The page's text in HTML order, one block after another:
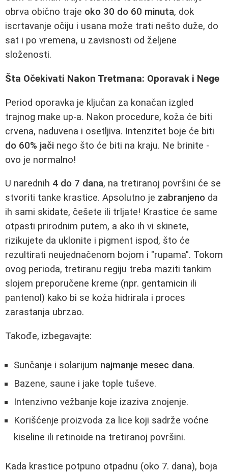
obrva obično traje oko 30 do 60 minuta, dok
iscrtavanje očiju i usana može trati nešto duže, do
sat i po vremena, u zavisnosti od željene
složenosti.
Šta Očekivati Nakon Tretmana: Oporavak i Nege
Period oporavka je ključan za konačan izgled
trajnog make up-a. Nakon procedure, koža će biti
crvena, naduvena i osetljiva. Intenzitet boje će biti
do 60% jači nego što će biti na kraju. Ne brinite -
ovo je normalno!
U narednih 4 do 7 dana, na tretiranoj površini će se
stvoriti tanke krastice. Apsolutno je zabranjeno da
ih sami skidate, češete ili trljate! Krastice će same
otpasti prirodnim putem, a ako ih vi skinete,
rizikujete da uklonite i pigment ispod, što će
rezultirati neujednačenom bojom i "rupama". Tokom
ovog perioda, tretiranu regiju treba maziti tankim
slojem preporučene kreme (npr. gentamicin ili
pantenol) kako bi se koža hidrirala i proces
zarastanja ubrzao.
Takođe, izbegavajte:
Sunčanje i solarijum najmanje mesec dana.
Bazene, saune i jake tople tuševe.
Intenzivno vežbanje koje izaziva znojenje.
Korišćenje proizvoda za lice koji sadrže voćne
kiseline ili retinoide na tretiranoj površini.
Kada krastice potpuno otpadnu (oko 7. dana), boja